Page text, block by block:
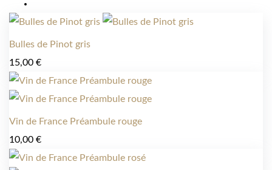
Bulles de Pinot gris
15,00 €
Vin de France Préambule rouge
10,00 €